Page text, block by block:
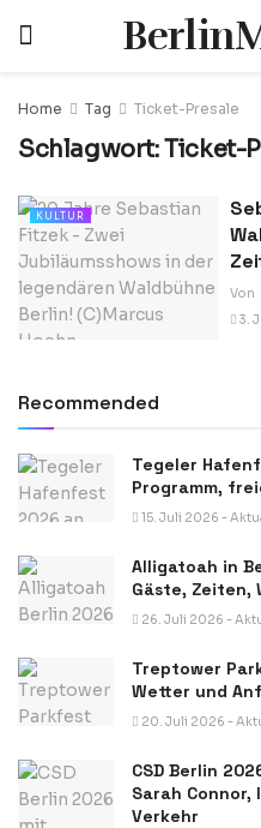
Home Tag Ticket-Presale
Schlagwort:Ticket-
KULTUR
Von
3.
Recommended
Tegeler
Programm,
15. Juli 2026 -
Alligatoah in
Gäste, Zeiten,
26. Juli 2026 -
Treptower
Wetter und
20. Juli 2026 -
CSD Berlin
Sarah Connor,
Verkehr